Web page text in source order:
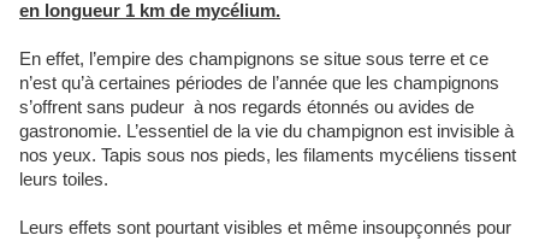
en longueur 1 km de mycélium.
En effet, l’empire des champignons se situe sous terre et ce
n’est qu’à certaines périodes de l’année que les champignons
s’offrent sans pudeur à nos regards étonnés ou avides de
gastronomie. L’essentiel de la vie du champignon est invisible à
nos yeux. Tapis sous nos pieds, les filaments mycéliens tissent
leurs toiles.
Leurs effets sont pourtant visibles et même insoupçonnés pour